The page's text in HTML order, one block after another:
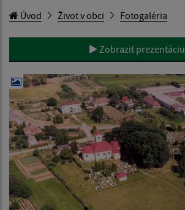
Úvod Život v obci Fotogaléria
Zobraziť prezentáciu